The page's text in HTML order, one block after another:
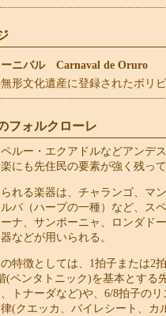
ーニバル Carnaval de Oruro
形文化遺産に登録されたボリ
フォルクローレ
ルー・エクアドルなどアンデ
にも先住民の要素が強く残って
れる楽器は、チャランゴ、マ
パ（ハープの一種）など、ス
ナ、サンポーニャ、ロンダド
などが用いられる。
特徴としては、1拍子または2
(ペンタトニック)を基本とする
トナーダなど)や、6/8拍子の
(クエッカ、バイレシート、カ